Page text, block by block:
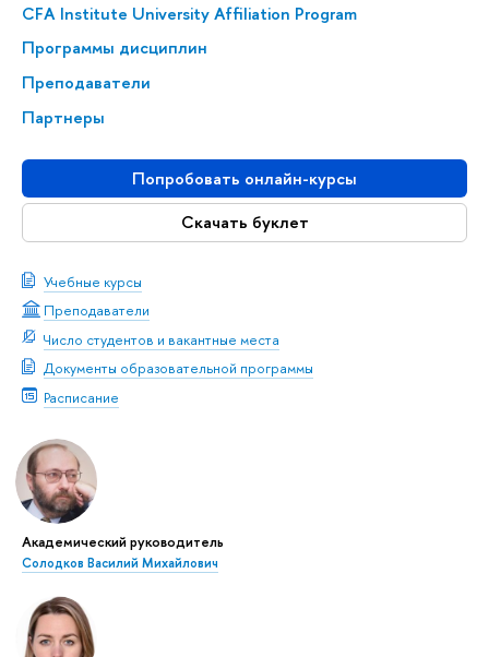
CFA Institute University Affiliation Program
Программы дисциплин
Преподаватели
Партнеры
Попробовать онлайн-курсы
Скачать буклет
Учебные курсы
Преподаватели
Число студентов и вакантные места
Документы образовательной программы
Расписание
Академический руководитель
Солодков Василий Михайлович